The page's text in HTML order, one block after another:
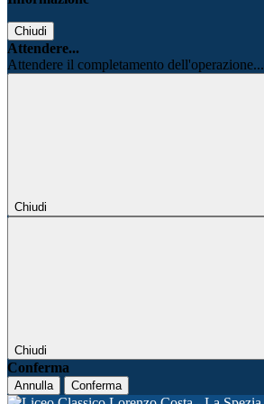
Chiudi
Attendere...
Attendere il completamento dell'operazione...
Chiudi
Chiudi
Conferma
Annulla Conferma